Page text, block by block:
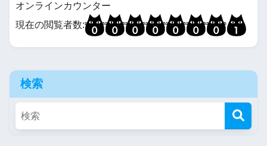
オンラインカウンター
現在の閲覧者数:
検索